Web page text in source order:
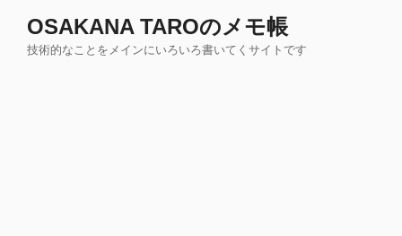
OSAKANA TAROのメモ帳
技術的なことをメインにいろいろ書いてくサイトです